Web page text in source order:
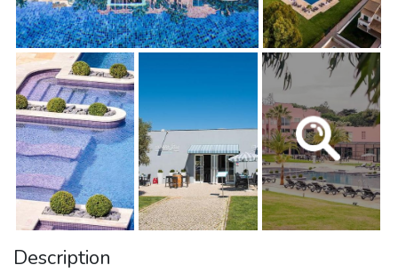
Description